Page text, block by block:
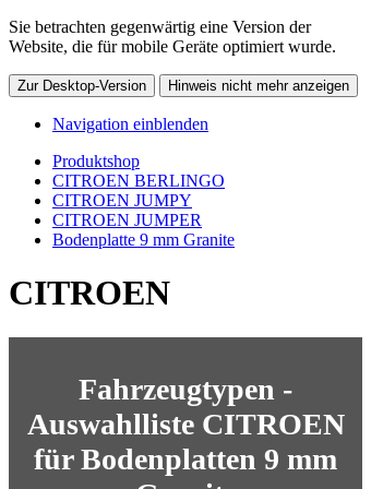
Sie betrachten gegenwärtig eine Version der
Website, die für mobile Geräte optimiert wurde.
Zur Desktop-Version Hinweis nicht mehr anzeigen
Navigation einblenden
Produktshop
CITROEN BERLINGO
CITROEN JUMPY
CITROEN JUMPER
Bodenplatte 9 mm Granite
CITROEN
Fahrzeugtypen -
Auswahlliste CITROEN
für Bodenplatten 9 mm